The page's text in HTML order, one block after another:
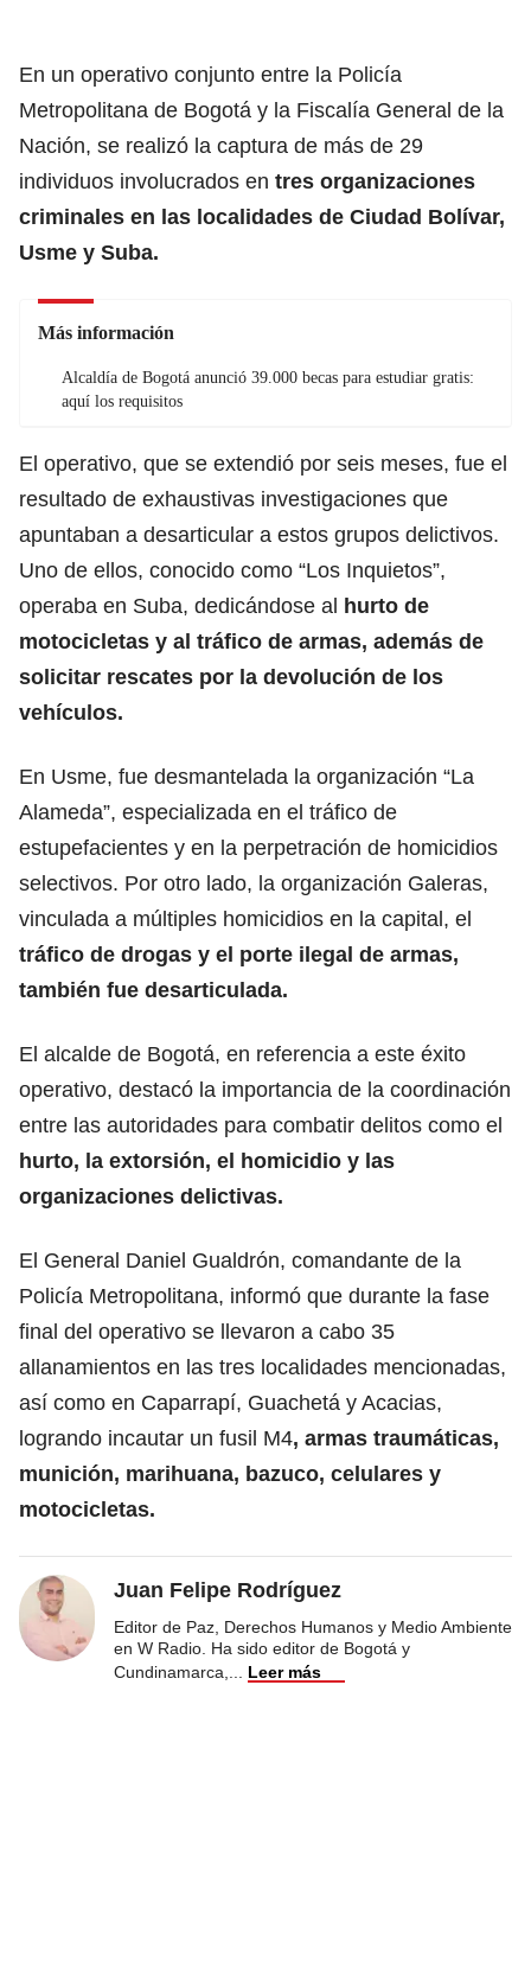
En un operativo conjunto entre la Policía
Metropolitana de Bogotá y la Fiscalía General de la
Nación, se realizó la captura de más de 29
individuos involucrados en tres organizaciones
criminales en las localidades de Ciudad Bolívar,
Usme y Suba.
Más información
Alcaldía de Bogotá anunció 39.000 becas para estudiar gratis:
aquí los requisitos
El operativo, que se extendió por seis meses, fue el
resultado de exhaustivas investigaciones que
apuntaban a desarticular a estos grupos delictivos.
Uno de ellos, conocido como “Los Inquietos”,
operaba en Suba, dedicándose al hurto de
motocicletas y al tráfico de armas, además de
solicitar rescates por la devolución de los
vehículos.
En Usme, fue desmantelada la organización “La
Alameda”, especializada en el tráfico de
estupefacientes y en la perpetración de homicidios
selectivos. Por otro lado, la organización Galeras,
vinculada a múltiples homicidios en la capital, el
tráfico de drogas y el porte ilegal de armas,
también fue desarticulada.
El alcalde de Bogotá, en referencia a este éxito
operativo, destacó la importancia de la coordinación
entre las autoridades para combatir delitos como el
hurto, la extorsión, el homicidio y las
organizaciones delictivas.
El General Daniel Gualdrón, comandante de la
Policía Metropolitana, informó que durante la fase
final del operativo se llevaron a cabo 35
allanamientos en las tres localidades mencionadas,
así como en Caparrapí, Guachetá y Acacias,
logrando incautar un fusil M4, armas traumáticas,
munición, marihuana, bazuco, celulares y
motocicletas.
Juan Felipe Rodríguez
Editor de Paz, Derechos Humanos y Medio Ambiente
en W Radio. Ha sido editor de Bogotá y
Cundinamarca,
Leer más